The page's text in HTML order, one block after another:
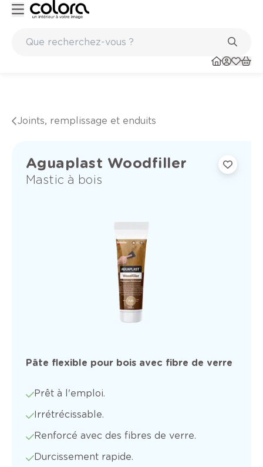
Joints, remplissage et enduits
Aguaplast Woodfiller
Mastic à bois
Pâte flexible pour bois avec fibre de verre
Prêt à l'emploi.
Irrétrécissable.
Renforcé avec des fibres de verre.
Durcissement rapide.